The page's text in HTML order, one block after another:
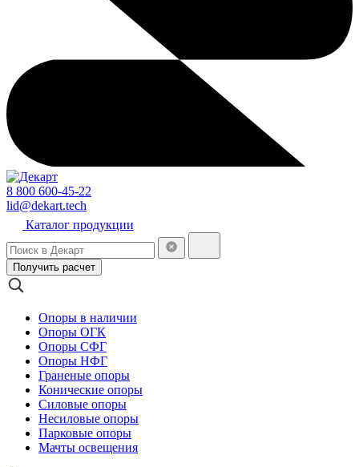
8 800 600-45-22
lid@dekart.tech
Каталог продукции
Получить расчет
Опоры в наличии
Опоры ОГК
Опоры СФГ
Опоры НФГ
Граненые опоры
Конические опоры
Силовые опоры
Несиловые опоры
Парковые опоры
Мачты освещения